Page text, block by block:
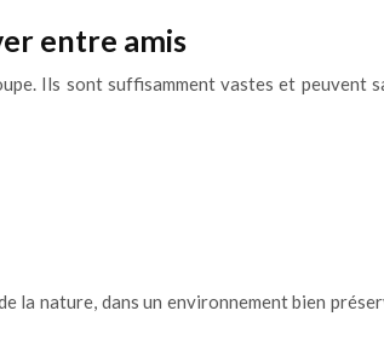
entre amis
Ils sont suffisamment vastes et
nature, dans un environnement bien